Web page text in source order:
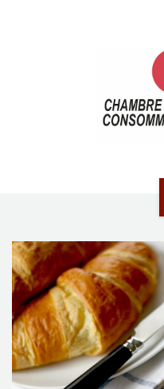
ACTUALITÉS
JURIDIQUE
LA CCA-GE
NOS ACTIONS